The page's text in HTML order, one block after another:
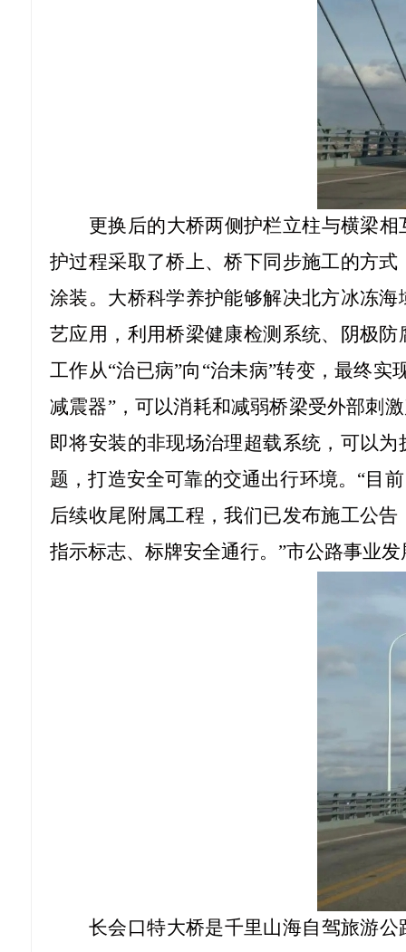
更换后的大桥两侧护栏立柱与横梁
护过程采取了桥上、桥下同步施工的方
涂装。大桥科学养护能够解决北方冰冻
艺应用，利用桥梁健康检测系统、阴极
工作从“治已病”向“治未病”转变，最终
减震器”，可以消耗和减弱桥梁受外部刺
即将安装的非现场治理超载系统，可以
题，打造安全可靠的交通出行环境。“目
后续收尾附属工程，我们已发布施工公
指示标志、标牌安全通行。”市公路事业
长会口特大桥是千里山海自驾旅游